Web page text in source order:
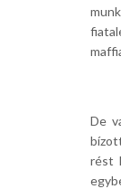
De
rést